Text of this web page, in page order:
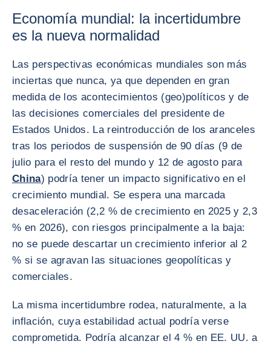
Economía mundial: la incertidumbre
es la nueva normalidad
Las perspectivas económicas mundiales son más
inciertas que nunca, ya que dependen en gran
medida de los acontecimientos (geo)políticos y de
las decisiones comerciales del presidente de
Estados Unidos. La reintroducción de los aranceles
tras los periodos de suspensión de 90 días (9 de
julio para el resto del mundo y 12 de agosto para
China) podría tener un impacto significativo en el
crecimiento mundial. Se espera una marcada
desaceleración (2,2 % de crecimiento en 2025 y 2,3
% en 2026), con riesgos principalmente a la baja:
no se puede descartar un crecimiento inferior al 2
% si se agravan las situaciones geopolíticas y
comerciales.
La misma incertidumbre rodea, naturalmente, a la
inflación, cuya estabilidad actual podría verse
comprometida. Podría alcanzar el 4 % en EE. UU. a